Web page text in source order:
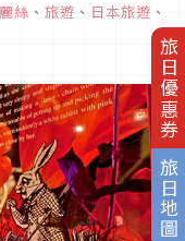
旅日優惠券
旅日地圖
單中，或是利用CG
，打造出更加如夢似
絲 、 旅遊 、 日本旅遊 、